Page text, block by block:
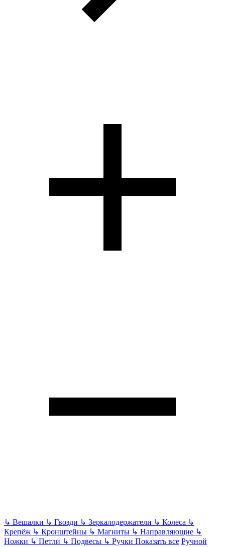
↳ Вешалки ↳ Гвозди ↳ Зеркалодержатели ↳ Колеса ↳
Крепёж ↳ Кронштейны ↳ Магниты ↳ Направляющие ↳
Ножки ↳ Петли ↳ Подвесы ↳ Ручки Показать все Ручной